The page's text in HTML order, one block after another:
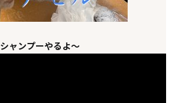
シャンプーやるよ～